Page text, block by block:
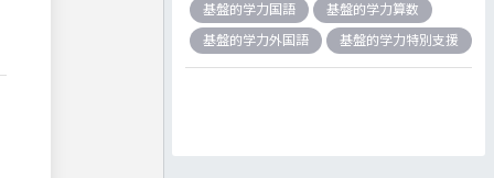
基盤的学力国語
基盤的学力算数
基盤的学力外国語
基盤的学力特別支援